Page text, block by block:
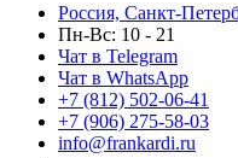
Россия, Санкт-
Пн-Вс: 10 - 21
Чат в Telegram
Чат в WhatsApp
+7 (812) 502-06-41
+7 (906) 275-58-03
info@frankardi.ru